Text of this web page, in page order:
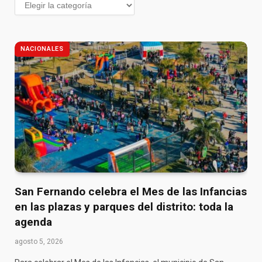
NACIONALES
San Fernando celebra el Mes de las Infancias
en las plazas y parques del distrito: toda la
agenda
agosto 5, 2026